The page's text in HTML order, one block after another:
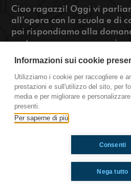
Ciao ragazzi! Oggi vi
all'opera con la scuola e di
poi rispondiamo alla
porteremmo per
play!
https://
Villasanta
Ti è piaciuto? Condividilo!
Informazioni sui cookie
Utilizziamo i cookie per raccogliere e
prestazioni e sull'utilizzo del sito, per
media e per migliorare e
presenti.
Per saperne di più
Nega tutto
Consenti